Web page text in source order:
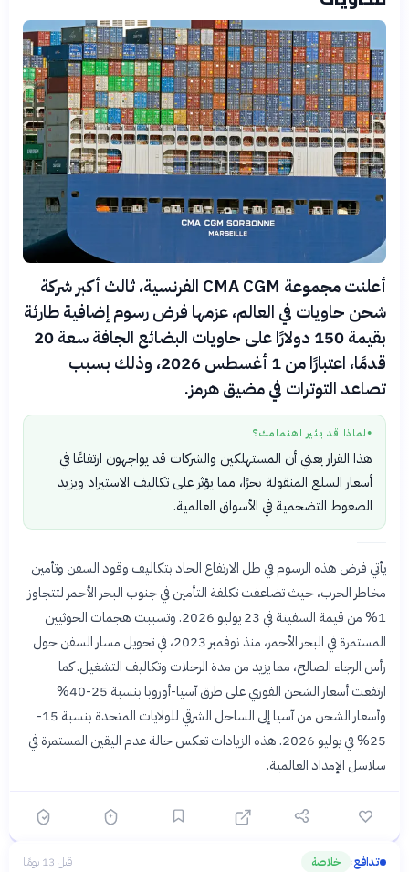
أعلنت مجموعة CMA CGM الفرنسية، ثالث أكبر شركة
شحن حاويات في العالم، عزمها فرض رسوم إضافية طارئة
بقيمة 150 دولارًا على حاويات البضائع الجافة سعة 20
قدمًا، اعتبارًا من 1 أغسطس 2026، وذلك بسبب
تصاعد التوترات في مضيق هرمز.
● لماذا قد يثير اهتمامك؟
هذا القرار يعني أن المستهلكين والشركات قد يواجهون ارتفاعًا في
أسعار السلع المنقولة بحرًا، مما يؤثر على تكاليف الاستيراد ويزيد
الضغوط التضخمية في الأسواق العالمية.
يأتي فرض هذه الرسوم في ظل الارتفاع الحاد بتكاليف وقود السفن وتأمين
مخاطر الحرب، حيث تضاعفت تكلفة التأمين في جنوب البحر الأحمر لتتجاوز
1% من قيمة السفينة في 23 يوليو 2026. وتسببت هجمات الحوثيين
المستمرة في البحر الأحمر، منذ نوفمبر 2023، في تحويل مسار السفن حول
رأس الرجاء الصالح، مما يزيد من مدة الرحلات وتكاليف التشغيل. كما
ارتفعت أسعار الشحن الفوري على طرق آسيا-أوروبا بنسبة 25-40%
وأسعار الشحن من آسيا إلى الساحل الشرقي للولايات المتحدة بنسبة 15-
25% في يوليو 2026. هذه الزيادات تعكس حالة عدم اليقين المستمرة في
سلاسل الإمداد العالمية.
تدافع› خلاصة قبل 13 يومًا